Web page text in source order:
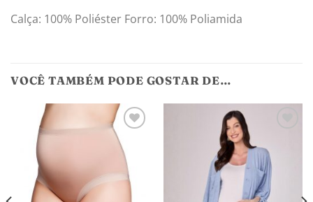
Calça: 100% Poliéster Forro: 100% Poliamida
VOCÊ TAMBÉM PODE GOSTAR DE…
Adicionar
aos
meus
desejos
Adicionar
aos
meus
desejos